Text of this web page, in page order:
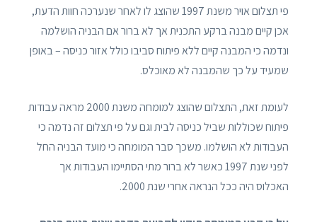
פי תצלום אויר משנת 1997 שהוצג לו לאחר שנערכה חוות הדעת,
אכן קיים מבנה ברקע התכנית אך לא ברור אם הבניה הושלמה
ונדמה כי המבנה קיים ללא פיתוח סביבו כולל אזור כניסה – באופן
שמעיד על כך שהמבנה לא מאוכלס.
לעומת זאת, התצלום שהוצג למומחה משנת 2000 מראה עבודות
פיתוח שכוללות שביל כניסה לבית וגם על פי תצלום זה נדמה כי
העבודות לא הושלמו. משכך סבר המומחה כי מועד הבניה החל
לפני שנת 1997 כאשר לא ברור מתי הסתיימו העבודות אך
האכלוס היה ככל הנראה אחרי שנת 2000.